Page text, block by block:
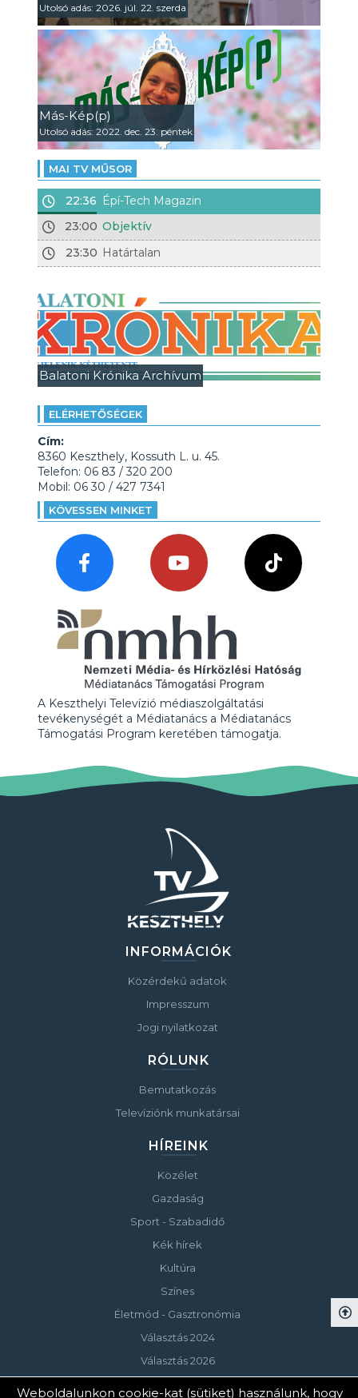
Utolsó adás: 2026. júl. 22. szerda
Más-Kép(p)
Utolsó adás: 2022. dec. 23. péntek
MAI TV MŰSOR
22:36 Épí-Tech Magazin
23:00 Objektív
23:30 Határtalan
Balatoni Krónika Archívum
ELÉRHETŐSÉGEK
Cím:
8360 Keszthely, Kossuth L. u. 45.
Telefon: 06 83 / 320 200
Mobil: 06 30 / 427 7341
KÖVESSEN MINKET
A Keszthelyi Televízió médiaszolgáltatási
tevékenységét a Médiatanács a Médiatanács
Támogatási Program keretében támogatja.
INFORMÁCIÓK
Közérdekű adatok
Impresszum
Jogi nyilatkozat
RÓLUNK
Bemutatkozás
Televíziónk munkatársai
HÍREINK
Közélet
Gazdaság
Sport - Szabadidő
Kék hírek
Kultúra
Színes
Életmód - Gasztronómia
Választás 2024
Választás 2026
Weboldalunkon cookie-kat (sütiket) használunk, hogy